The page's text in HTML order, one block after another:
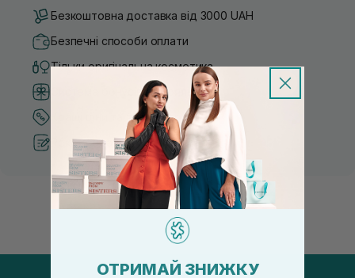
Безкоштовна доставка від 3000 UAH
Безпечні способи оплати
Тільки оригінальна косметика
Система бонусів та лояльності
Кращі ціни та топ товари
Рекомендації від косметологів
ОТРИМАЙ ЗНИЖКУ